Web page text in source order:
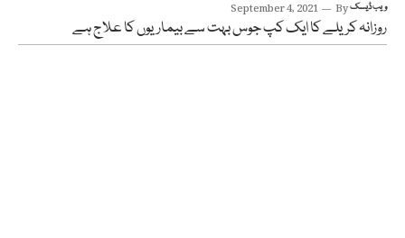
September 4, 2021 Byویب ڈیسک
روزانہ کریلے کا ایک کپ جوس بہت سے بیماریوں کا علاج ہے